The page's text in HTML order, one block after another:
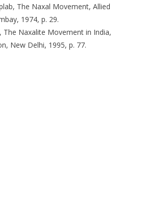
The Naxal Movement, Allied
1974, p. 29.
The Naxalite Movement in India,
New Delhi, 1995, p. 77.